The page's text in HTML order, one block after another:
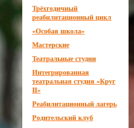
Трёхгодичный
реабилитационный цикл
«Особая школа»
Мастерские
Театральные студии
Интегрированная
театральная студия «Круг
II»
Реабилитационный лагерь
Родительский клуб